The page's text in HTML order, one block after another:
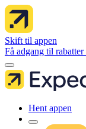
Skift til appen
Få adgang til rabatter
Hent appen